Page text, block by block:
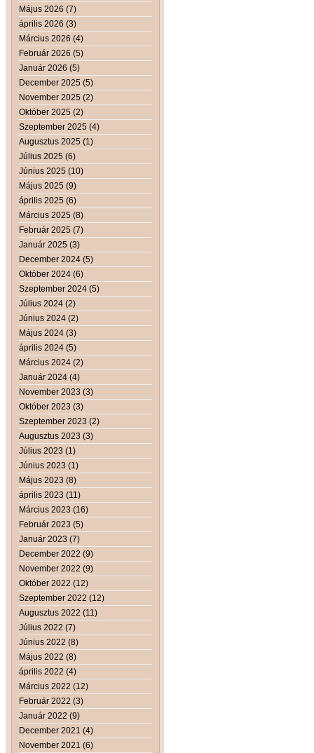
Május 2026 (7)
április 2026 (3)
Március 2026 (4)
Február 2026 (5)
Január 2026 (5)
December 2025 (5)
November 2025 (2)
Október 2025 (2)
Szeptember 2025 (4)
Augusztus 2025 (1)
Július 2025 (6)
Június 2025 (10)
Május 2025 (9)
április 2025 (6)
Március 2025 (8)
Február 2025 (7)
Január 2025 (3)
December 2024 (5)
Október 2024 (6)
Szeptember 2024 (5)
Július 2024 (2)
Június 2024 (2)
Május 2024 (3)
április 2024 (5)
Március 2024 (2)
Január 2024 (4)
November 2023 (3)
Október 2023 (3)
Szeptember 2023 (2)
Augusztus 2023 (3)
Július 2023 (1)
Június 2023 (1)
Május 2023 (8)
április 2023 (11)
Március 2023 (16)
Február 2023 (5)
Január 2023 (7)
December 2022 (9)
November 2022 (9)
Október 2022 (12)
Szeptember 2022 (12)
Augusztus 2022 (11)
Július 2022 (7)
Június 2022 (8)
Május 2022 (8)
április 2022 (4)
Március 2022 (12)
Február 2022 (3)
Január 2022 (9)
December 2021 (4)
November 2021 (6)